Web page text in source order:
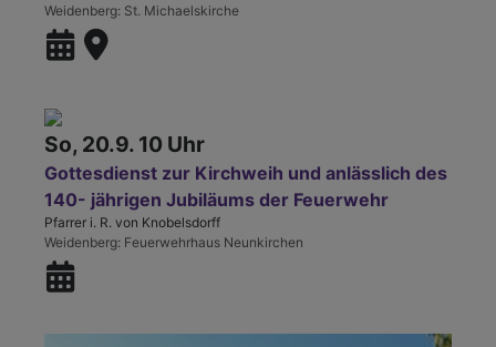
Weidenberg St. Michaelskirche
So, 20.9. 10 Uhr
Gottesdienst zur Kirchweih und anlässlich des
140- jährigen Jubiläums der Feuerwehr
Pfarrer i. R. von Knobelsdorff
Weidenberg Feuerwehrhaus Neunkirchen